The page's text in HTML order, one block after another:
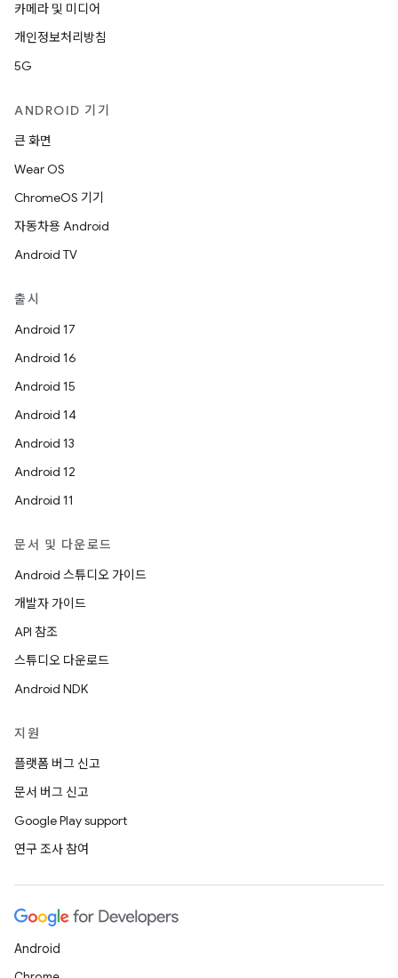
카메라 및 미디어
개인정보처리방침
5G
ANDROID 기기
큰 화면
Wear OS
ChromeOS 기기
자동차용 Android
Android TV
출시
Android 17
Android 16
Android 15
Android 14
Android 13
Android 12
Android 11
문서 및 다운로드
Android 스튜디오 가이드
개발자 가이드
API 참조
스튜디오 다운로드
Android NDK
지원
플랫폼 버그 신고
문서 버그 신고
Google Play support
연구 조사 참여
Android